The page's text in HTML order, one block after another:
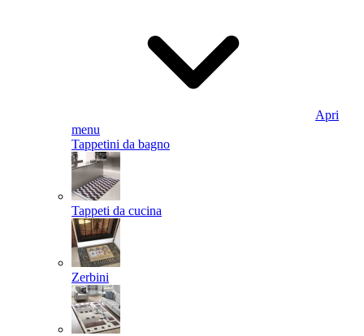
Apri
menu
Tappetini da bagno
Tappeti da cucina
Zerbini